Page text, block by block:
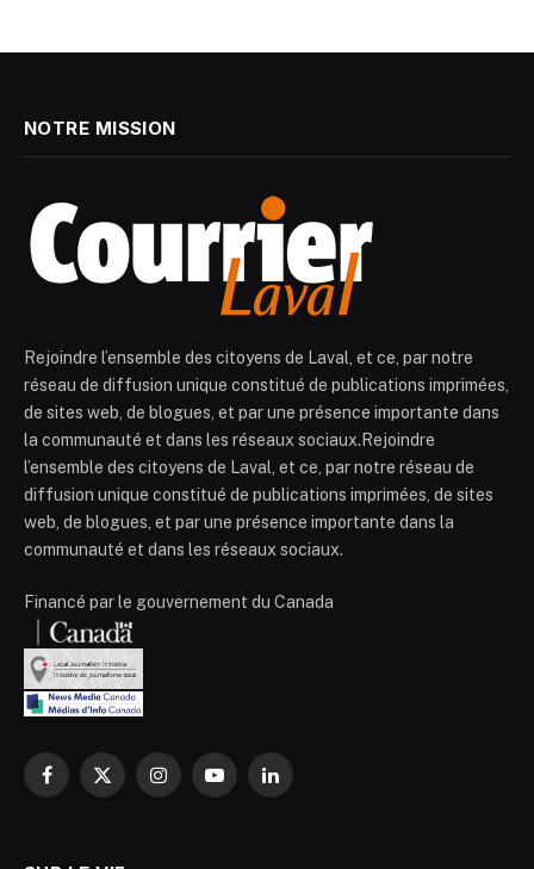
NOTRE MISSION
Rejoindre l’ensemble des citoyens de Laval, et ce, par notre
réseau de diffusion unique constitué de publications imprimées,
de sites web, de blogues, et par une présence importante dans
la communauté et dans les réseaux sociaux.Rejoindre
l’ensemble des citoyens de Laval, et ce, par notre réseau de
diffusion unique constitué de publications imprimées, de sites
web, de blogues, et par une présence importante dans la
communauté et dans les réseaux sociaux.
Financé par le gouvernement du Canada
Facebook
X
InstagramYouTubeLinkedIn